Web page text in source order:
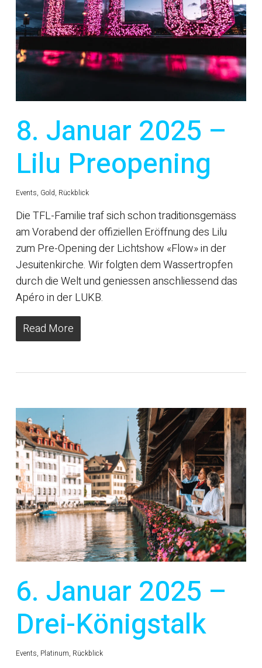
8. Januar 2025 –
Lilu Preopening
Events, Gold, Rückblick
Die TFL-Familie traf sich schon traditionsgemäss
am Vorabend der offiziellen Eröffnung des Lilu
zum Pre-Opening der Lichtshow «Flow» in der
Jesuitenkirche. Wir folgten dem Wassertropfen
durch die Welt und geniessen anschliessend das
Apéro in der LUKB.
Read More
6. Januar 2025 –
Drei-Königstalk
Events, Platinum, Rückblick